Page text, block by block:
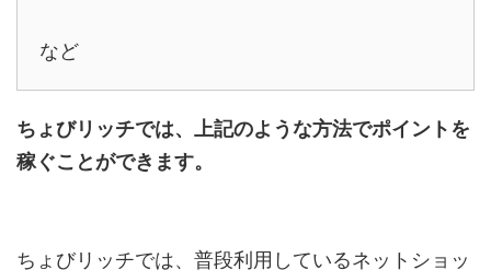
など
ちょびリッチでは、上記のような方法でポイントを
稼ぐことができます。
ちょびリッチでは、普段利用しているネットショッ